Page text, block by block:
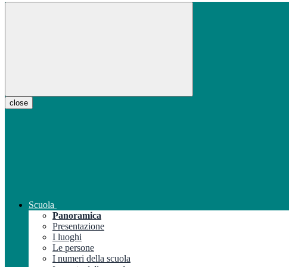
close
Scuola
Panoramica
Presentazione
I luoghi
Le persone
I numeri della scuola